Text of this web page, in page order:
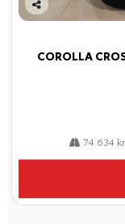
Co
lhe
COROLLA
74.634